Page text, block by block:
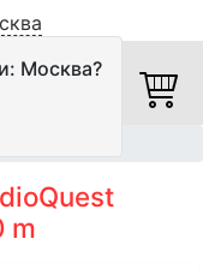
Москва?
m